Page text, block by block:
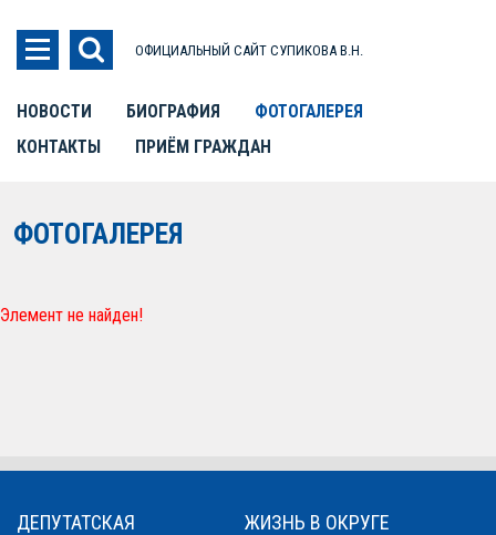
ОФИЦИАЛЬНЫЙ САЙТ СУПИКОВА В.Н.
НОВОСТИ БИОГРАФИЯ
ФОТОГАЛЕРЕЯ
КОНТАКТЫ
ПРИЁМ ГРАЖДАН
ФОТОГАЛЕРЕЯ
Элемент не найден!
ДЕПУТАТСКАЯ
ЖИЗНЬ В ОКРУГЕ